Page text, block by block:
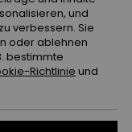
und
verbessern. Sie
oder ablehnen
bestimmte
Richtlinie und